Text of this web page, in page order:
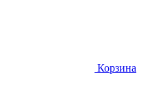
Корзина